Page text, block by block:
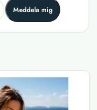
Meddela mig